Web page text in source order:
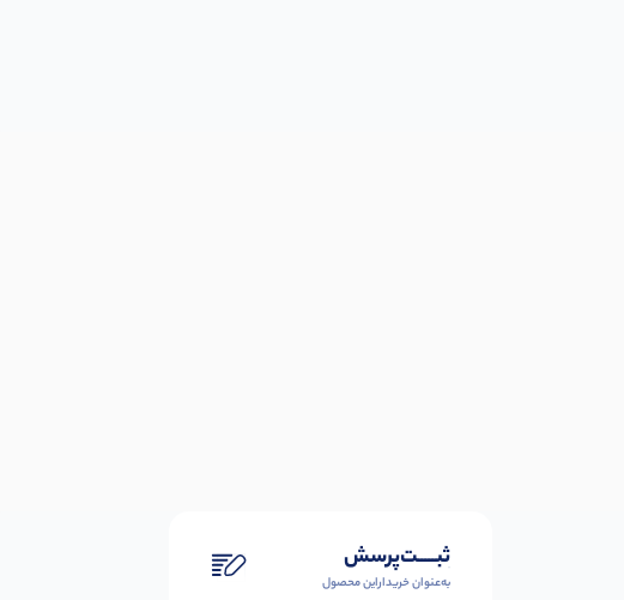
ثبـــــت‌پرسش
به‌عنوان ‌خریدار‌این‌ محصول